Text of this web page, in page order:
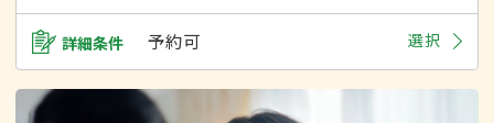
詳細条件 予約可 選択